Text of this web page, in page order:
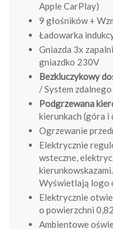
Apple CarPlay)
9 głośników +
Ładowarka
Gniazda 3x
gniazdko 230V
Bezkluczykowy
/ System
Podgrzewana
kierunkach (góra i
Ogrzewanie
Elektrycznie
wsteczne,
Wyświetlają logo
Elektrycznie
o powierzchni
Ambientowe